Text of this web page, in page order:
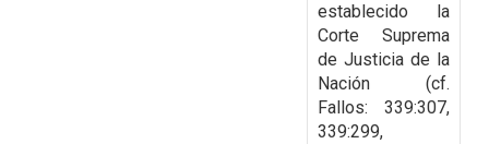
establecido la
Corte Suprema
de Justicia de la
Nación (cf.
Fallos: 339:307,
339:299,